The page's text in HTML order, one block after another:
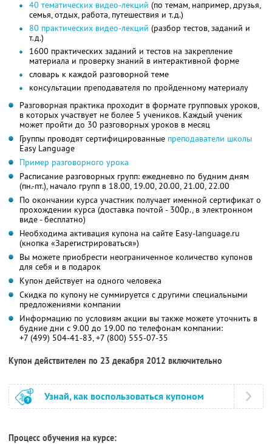
40 тематических видео-лекций (по темам, например, друзья,
семья, отдых, работа, путешествия и т.д.)
80 практических видео-лекций (разбор тестов, заданий и
т.д.)
1600 практических заданий и тестов на закрепление
материала и проверку знаний в интерактивной форме
словарь к каждой разговорной теме
консультации преподавателя по пройденному материалу
Разговорная практика проходит в формате групповых уроков,
в которых участвует не более 5 учеников. Каждый ученик
может пройти до 30 разговорных уроков в месяц
Группы проводят сертифицированные преподаватели школы
Easy Language
Пример разговорного урока
Расписание разговорных групп: ежедневно по будним дням
(пн.-пт.), начало групп в 18.00, 19.00, 20.00, 21.00, 22.00
По окончании курса участник получает именной сертификат о
прохождении курса (доставка почтой - 300р., в электронном
виде - бесплатно)
Необходима активация купона на сайте Easy-language.ru
(кнопка «Зарегистрироваться»)
Вы можете приобрести неограниченное количество купонов
для себя и в подарок
Купон действует на одного человека
Скидка по купону не суммируется с другими специальными
предложениями компании
Информацию по условиям акции вы также можете уточнить в
будние дни с 9.00 до 19.00 по телефонам компании:
+7 (499) 504-41-83, +7 (800) 555-07-35
Купон действителен по 23 декабря 2012 включительно
Узнай, как воспользоваться купоном
Процесс обучения на курсе: